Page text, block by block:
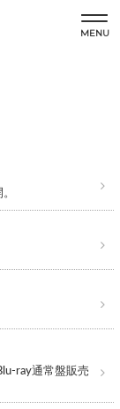
MENU
ray通常盤販売